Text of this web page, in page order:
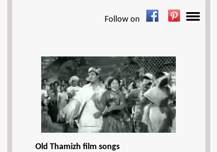
Follow on
Old Thamizh film songs